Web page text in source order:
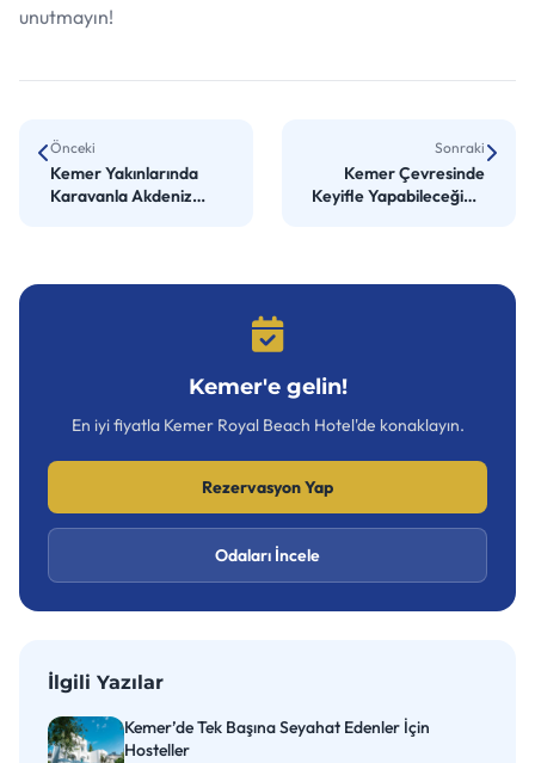
unutmayın!
Önceki
Kemer Yakınlarında
Karavanla Akdeniz
Sonraki
Kemer Çevresinde
Keyifle Yapabileceğiniz
Kemer'e gelin!
En iyi fiyatla Kemer Royal Beach Hotel'de konaklayın.
Rezervasyon Yap
Odaları İncele
İlgili Yazılar
Kemer’de Tek Başına Seyahat Edenler İçin
Hosteller